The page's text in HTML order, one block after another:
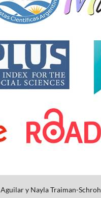
y NaylaTraiman-Schroh